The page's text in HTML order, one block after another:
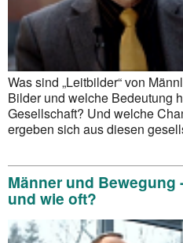
Was sind „Leitbilder“ von
Bilder und welche Bedeutung
Gesellschaft? Und welche
ergeben sich aus diesen
Männer und
und wie oft?